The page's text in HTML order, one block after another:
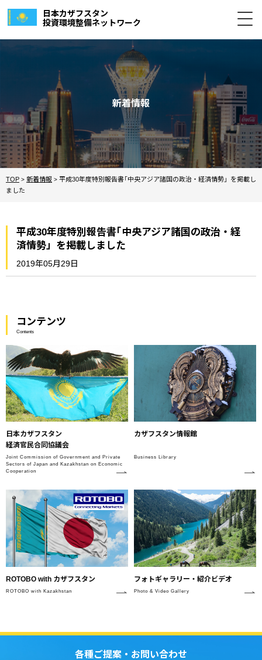
日本カザフスタン
投資環境整備ネットワーク
新着情報
TOP > 新着情報 > 平成30年度特別報告書｢中央アジア諸国の政治・経済情勢」を掲載し
ました
平成30年度特別報告書｢中央アジア諸国の政治・経
済情勢」を掲載しました
2019年05月29日
コンテンツ
Contents
日本カザフスタン
経済官民合同協議会
Joint Commission of Government and Private
Sectors of Japan and Kazakhstan on Economic
Cooperation
カザフスタン情報館
Business Library
ROTOBO with カザフスタン
ROTOBO with Kazakhstan
フォトギャラリー・紹介ビデオ
Photo & Video Gallery
各種ご提案・お問い合わせ